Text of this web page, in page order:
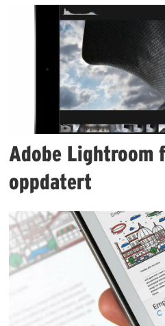
Adobe Lightroom
oppdatert